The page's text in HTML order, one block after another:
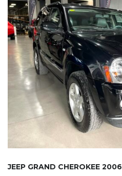
JEEP GRAND CHEROKEE 2006